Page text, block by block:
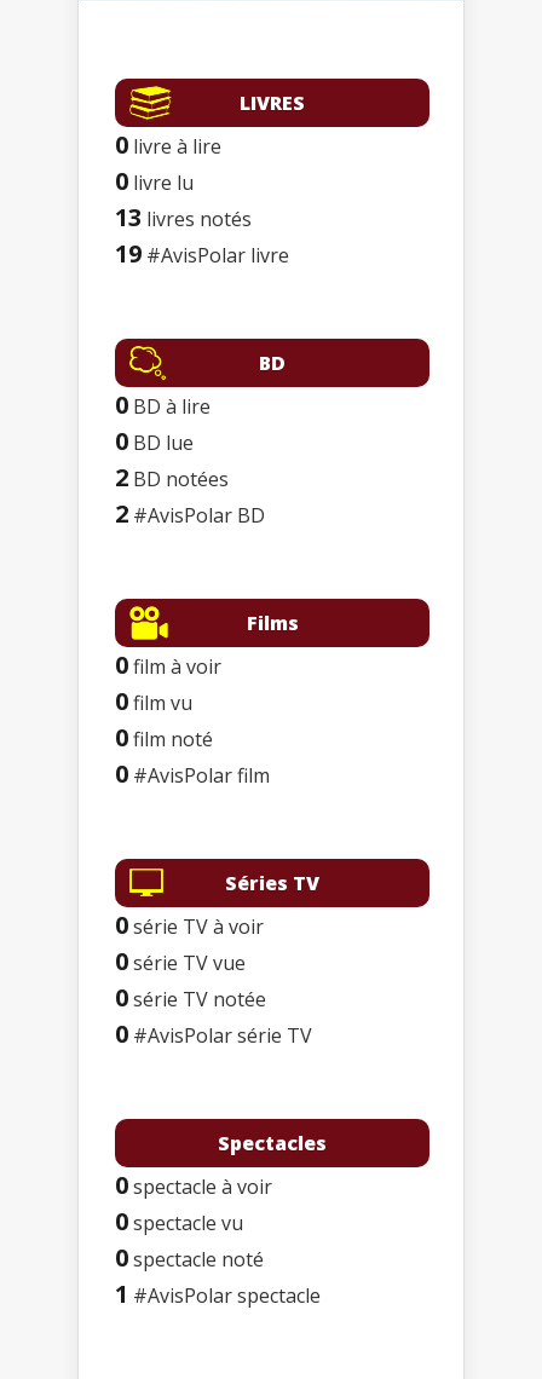
LIVRES
0 livre à lire
0 livre lu
13 livres notés
19 #AvisPolar livre
BD
0 BD à lire
0 BD lue
2 BD notées
2 #AvisPolar BD
Films
0film à voir
0film vu
0film noté
0 #AvisPolar film
Séries TV
0série TV à voir
0série TV vue
0série TV notée
0 #AvisPolar série TV
Spectacles
0spectacle à voir
0spectacle vu
0spectacle noté
1 #AvisPolar spectacle